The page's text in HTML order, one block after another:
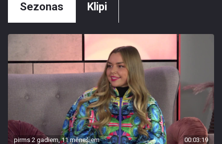
Sezonas Klipi
pirms 2 gadiem, 11 mēnešiem 00:03:19